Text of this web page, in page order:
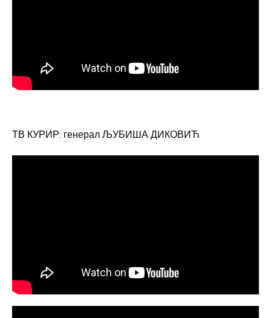
ТВ КУРИР: генерал ЉУБИША ДИКОВИЋ